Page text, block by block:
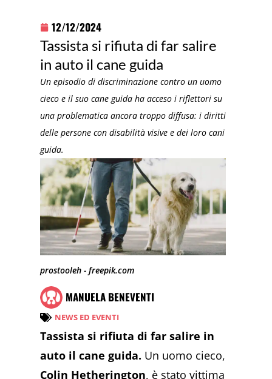
12/12/2024
Tassista si rifiuta di far salire
in auto il cane guida
Un episodio di discriminazione contro un uomo
cieco e il suo cane guida ha acceso i riflettori su
una problematica ancora troppo diffusa: i diritti
delle persone con disabilità visive e dei loro cani
guida.
prostooleh - freepik.com
MANUELA BENEVENTI
NEWS ED EVENTI
Tassista si rifiuta di far salire in
auto il cane guida. Un uomo cieco,
Colin Hetherington, è stato vittima